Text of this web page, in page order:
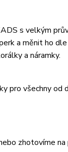
s velkým
a měnit ho
a náramky.
pro všechny od
zhotovíme na